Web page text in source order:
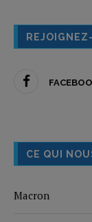
CE QUI
Macron